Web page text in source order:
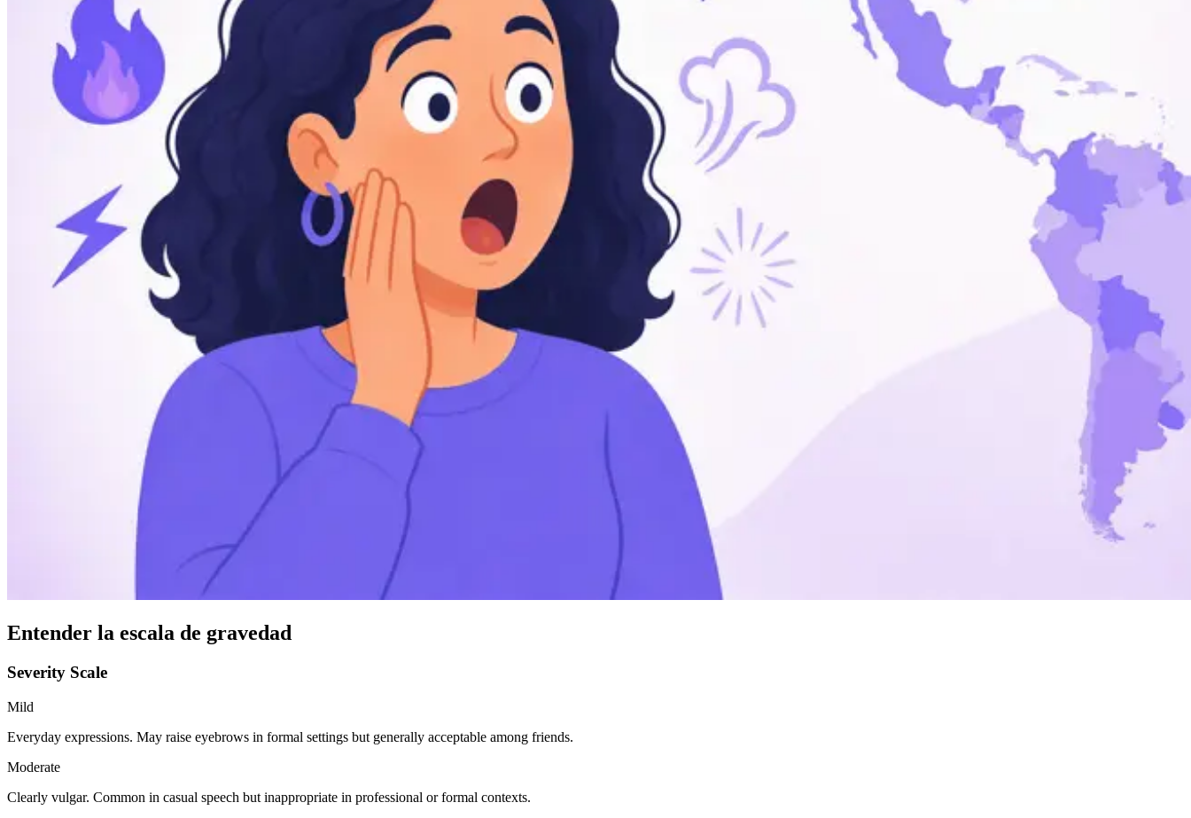
Entender la escala de gravedad
Severity Scale
Mild
Everyday expressions. May raise eyebrows in formal settings but generally acceptable among friends.
Moderate
Clearly vulgar. Common in casual speech but inappropriate in professional or formal contexts.